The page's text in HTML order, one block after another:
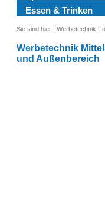
Essen & Trinken
Sie sind hier : Werbetechnik
Werbetechnik
und Außenbereich